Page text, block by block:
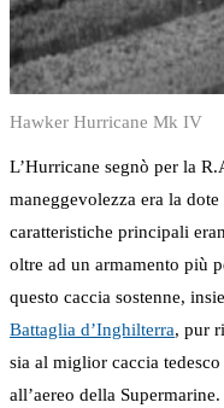
Hawker Hurricane Mk IV
L’Hurricane segnò per la
maneggevolezza era la
caratteristiche principali
oltre ad un armamento più
questo caccia sostenne,
Battaglia d’Inghilterra, pur
sia al miglior caccia
all’aereo della Supermarine.